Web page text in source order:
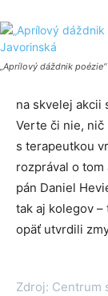
„Aprílový dáždnik
na skvelej akcii
Verte či nie,
s terapeutkou
rozprával o
pán Daniel
tak aj kolegov –
opäť utvrdili
Zdroj: Centrum